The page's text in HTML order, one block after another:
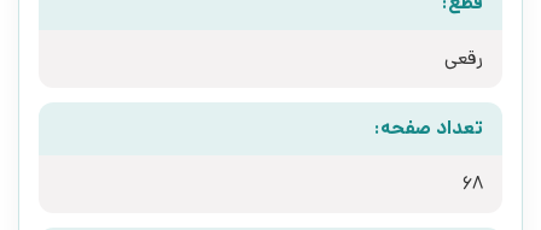
رقعی
تعداد صفحه:
68